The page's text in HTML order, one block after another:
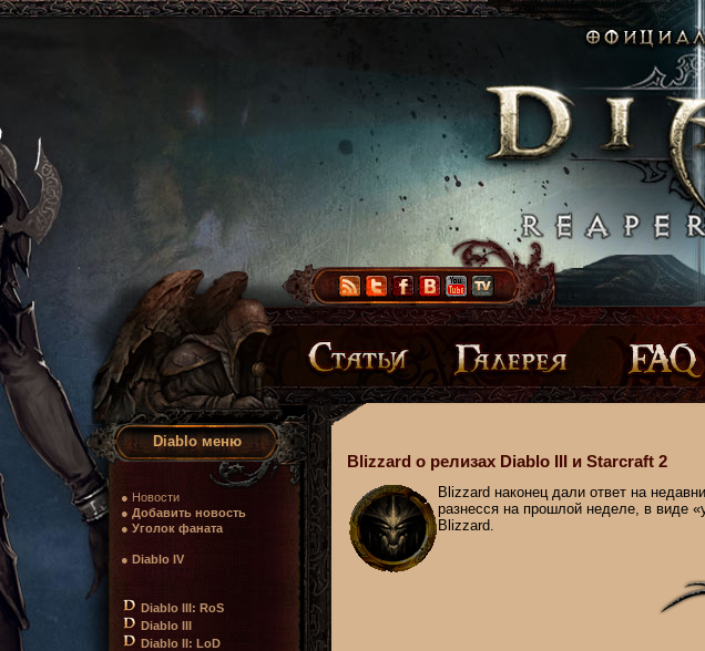
Diablo меню
● Новости
● Добавить новость
● Уголок фаната
● Diablo IV
Diablo III: RoS
Diablo III
Diablo II: LoD
Blizzard о релизах Diablo III и Starcraft 2
Blizzard наконец дали ответ на
разнесся на прошлой неделе, в виде
Blizzard.